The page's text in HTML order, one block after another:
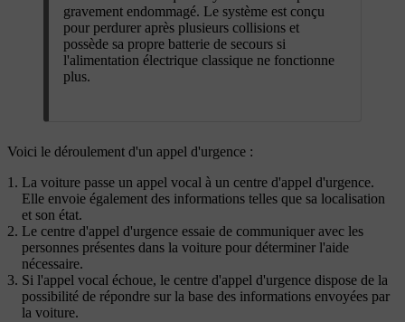
gravement endommagé. Le système est conçu
pour perdurer après plusieurs collisions et
possède sa propre batterie de secours si
l'alimentation électrique classique ne fonctionne
plus.
Voici le déroulement d'un appel d'urgence :
La voiture passe un appel vocal à un centre d'appel d'urgence.
Elle envoie également des informations telles que sa localisation
et son état.
Le centre d'appel d'urgence essaie de communiquer avec les
personnes présentes dans la voiture pour déterminer l'aide
nécessaire.
Si l'appel vocal échoue, le centre d'appel d'urgence dispose de la
possibilité de répondre sur la base des informations envoyées par
la voiture.